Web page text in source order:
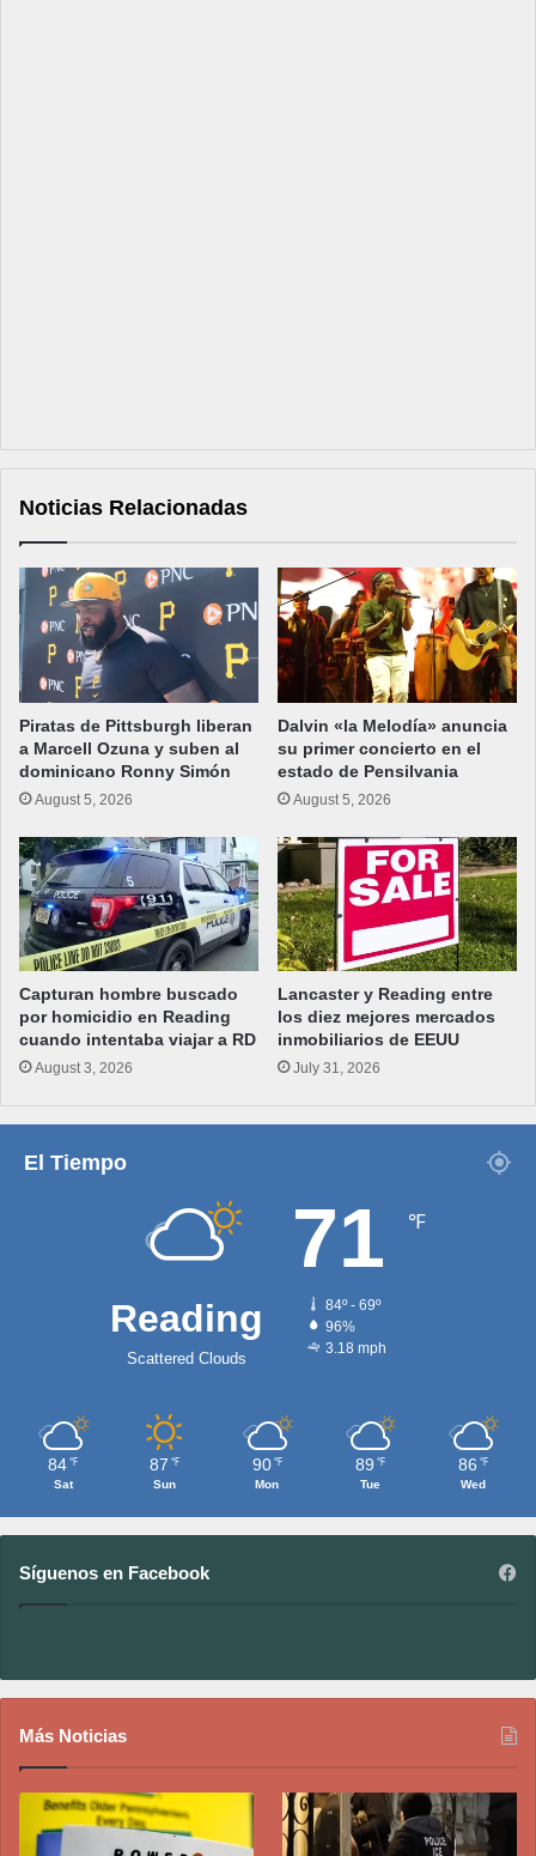
Noticias Relacionadas
Piratas de Pittsburgh liberan
a Marcell Ozuna y suben al
dominicano Ronny Simón
August 5, 2026
Dalvin «la Melodía» anuncia
su primer concierto en el
estado de Pensilvania
August 5, 2026
Capturan hombre buscado
por homicidio en Reading
cuando intentaba viajar a RD
August 3, 2026
Lancaster y Reading entre
los diez mejores mercados
inmobiliarios de EEUU
July 31, 2026
El Tiempo
Reading
Scattered Clouds
71 ℉
84º - 69º
96%
3.18 mph
84 ℉
Sat
87 ℉
Sun
90 ℉
Mon
89 ℉
Tue
86 ℉
Wed
Síguenos en Facebook
Más Noticias